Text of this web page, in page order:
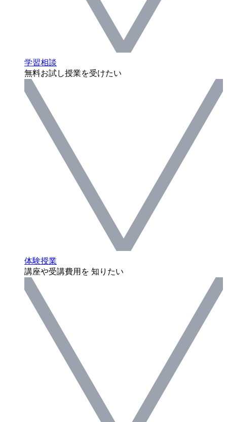
学習相談
無料お試し授業を受けたい
体験授業
講座や受講費用を 知りたい